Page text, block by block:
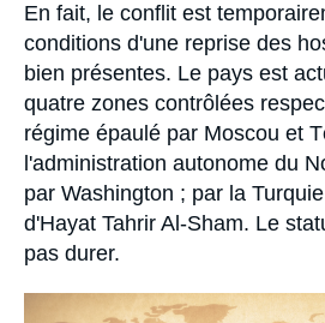
En fait, le conflit est
conditions d'une reprise des
bien présentes. Le pays est
quatre zones contrôlées
régime épaulé par Moscou et
l'administration autonome du
par Washington ; par la
d'Hayat Tahrir Al-Sham. Le
pas durer.